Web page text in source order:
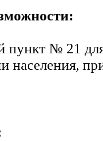
пункт № 21
населения,